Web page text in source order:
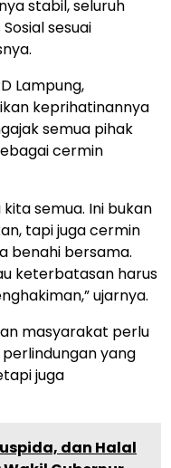
stabil, seluruh
sesuai
Lampung,
keprihatinannya
semua pihak
cermin
semua. Ini bukan
tapi juga cermin
benahi bersama.
keterbatasan harus
ujarnya.
masyarakat perlu
yang
juga
dan Halal